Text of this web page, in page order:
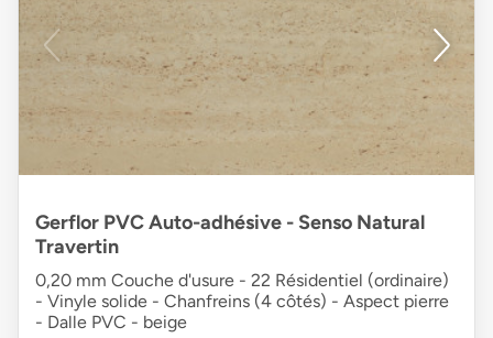
Gerflor PVC Auto-adhésive - Senso Natural
Travertin
0,20 mm Couche d'usure - 22 Résidentiel (ordinaire)
- Vinyle solide - Chanfreins (4 côtés) - Aspect pierre
- Dalle PVC - beige